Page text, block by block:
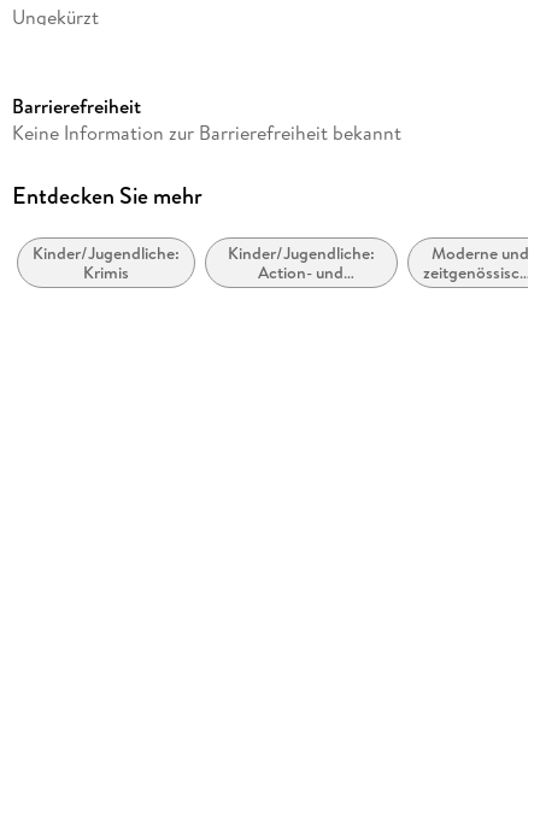
Ungekürzt
Laufzeit
Altersempfehlung
Reihe
Doktor Proktor, 1
Barrierefreiheit
Keine Information zur Barrierefreiheit bekannt
Entdecken Sie mehr
Kinder/Jugendliche:
Krimis
Kinder/Jugendliche:
Action- und
Abenteuergeschichten
Moderne und
zeitgenössische
Belletristik: